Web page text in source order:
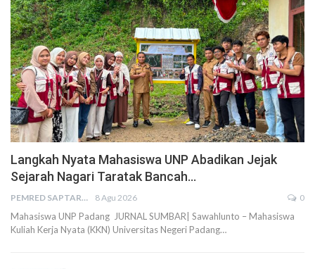
Langkah Nyata Mahasiswa UNP Abadikan Jejak
Sejarah Nagari Taratak Bancah…
PEMRED SAPTARIUS 8 Agu 2026 0
Mahasiswa UNP Padang JURNAL SUMBAR| Sawahlunto – Mahasiswa
Kuliah Kerja Nyata (KKN) Universitas Negeri Padang…